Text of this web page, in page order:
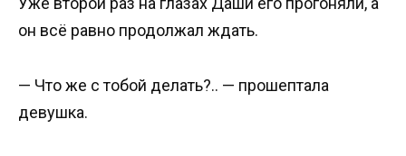
он всё равно продолжал ждать.
— Что же с тобой делать?.. — прошептала
девушка.